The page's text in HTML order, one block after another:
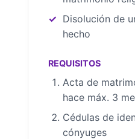
Disolución de
hecho
REQUISITOS
Acta de
hace máx. 3
Cédulas de
cónyuges